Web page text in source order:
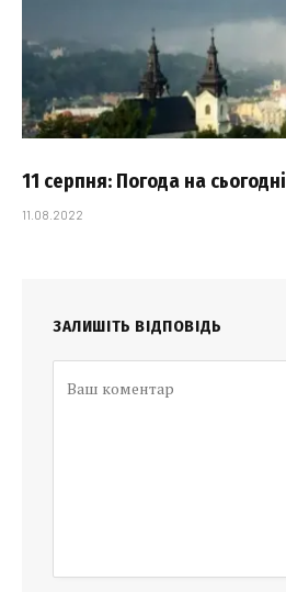
11 серпня: Погода на сьогодні
11.08.2022
ЗАЛИШІТЬ ВІДПОВІДЬ